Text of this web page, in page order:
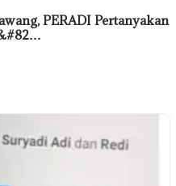
PERADI Pertanyakan